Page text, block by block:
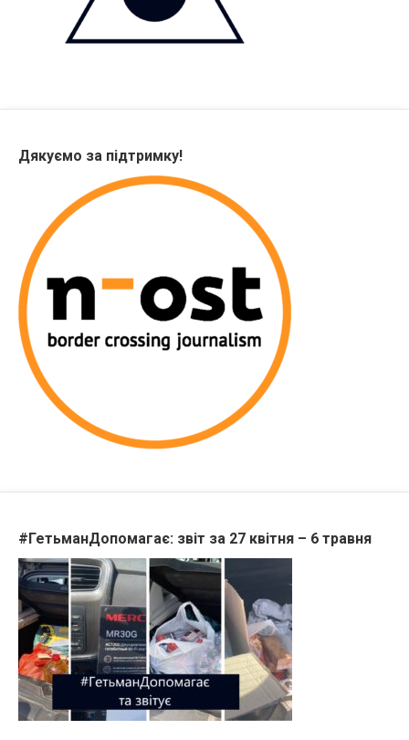
Дякуємо за підтримку!
#ГетьманДопомагає: звіт за 27 квітня – 6 травня